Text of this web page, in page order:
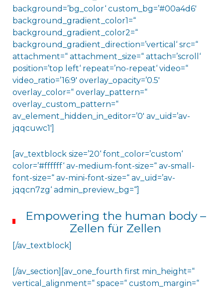
background=’bg_color‘ custom_bg=’#00a4d6′
background_gradient_color1=“
background_gradient_color2=“
background_gradient_direction=’vertical‘ src=“
attachment=“ attachment_size=“ attach=’scroll‘
position=’top left‘ repeat=’no-repeat‘ video=“
video_ratio=’16:9′ overlay_opacity=’0.5′
overlay_color=“ overlay_pattern=“
overlay_custom_pattern=“
av_element_hidden_in_editor=’0′ av_uid=’av-
jqqcuwc1′]
[av_textblock size=’20‘ font_color=’custom‘
color=’#ffffff‘ av-medium-font-size=“ av-small-
font-size=“ av-mini-font-size=“ av_uid=’av-
jqqcn7zg‘ admin_preview_bg=“]
Empowering the human body –
Zellen für Zellen
[/av_textblock]
[/av_section][av_one_fourth first min_height=“
vertical_alignment=“ space=“ custom_margin=“